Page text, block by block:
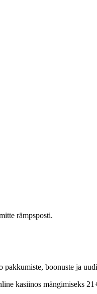
rämpsposti.
pakkumiste, boonuste ja
kasiinos mängimiseks